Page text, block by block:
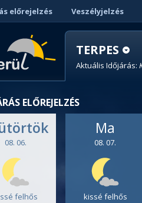
előrejelzés Veszélyjelzés
TERPES
Aktuális Időjárás:
ELŐREJELZÉS
08. 06.
felhős
Ma
08. 07.
kissé felhős